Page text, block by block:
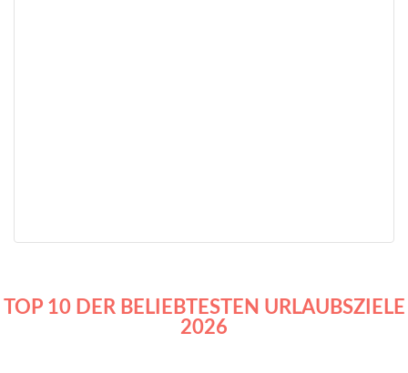
TOP 10 DER BELIEBTESTEN URLAUBSZIELE
2026